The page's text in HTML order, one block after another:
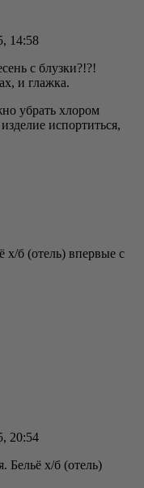
14:58
с блузки?!?!
и глажка.
убрать хлором
испортиться,
х/б (отель) впервые с
20:54
Бельё х/б (отель)